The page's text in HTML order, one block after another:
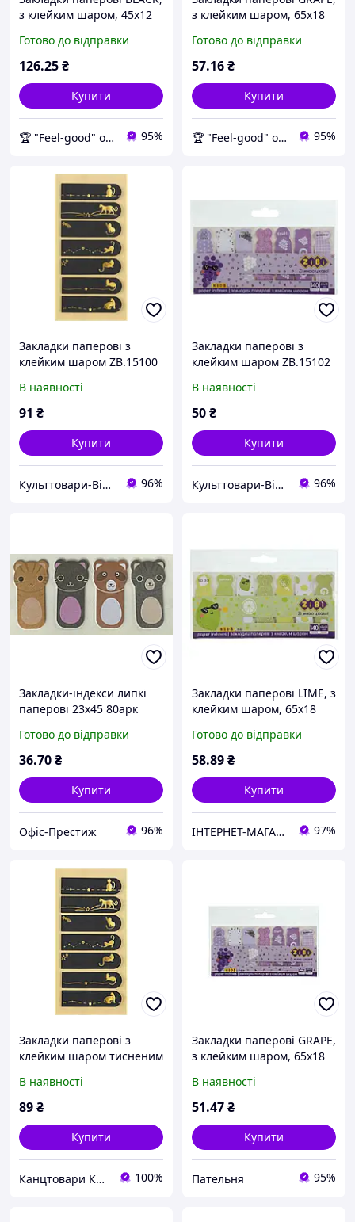
з клейким шаром, 45x12
тиснення золотою
фольгою, KIDS Line ТМ FG
Готово до відправки
126.25₴
Купити
🏆 "Feel-good" онлайн-магазин 95%
з клейким шаром, 65x18
Line ТМ ZiBi FG
Готово до відправки
57.16₴
Купити
🏆 "Feel-good" онлайн-магазин 95%
Закладки паперові з
клейким шаром ZB.15100
25арк тисн.зол
фольгоюKIDSLine(24)
В наявності
91 ₴
Купити
Культтовари-Вінниця Якісна Канцелярія 96%
Закладки паперові з
клейким шаром ZB.15102
20 арк KIDS Line (24)
В наявності
50₴
Купити
Культтовари-Вінниця Якісна Канцелярія 96%
Закладки-індекси липкі
паперові 23х45 80арк
Готово до відправки
36.70₴
Купити
Офіс-Престиж 96%
Закладки паперові LIME, з
клейким шаром, 65x18
Line
Готово до відправки
58.89₴
Купити
ІНТЕРНЕТ-МАГАЗИН "КНОПКА" 97%
Закладки паперові з
клейким шаром тисненим
(ZB.15100)
В наявності
89₴
Купити
Канцтовари Київ - ІНКО СЕРВІС 100%
Закладки паперові GRAPE,
з клейким шаром, 65x18
Line ТМ ZiBi
В наявності
51.47₴
Купити
Пательня 95%